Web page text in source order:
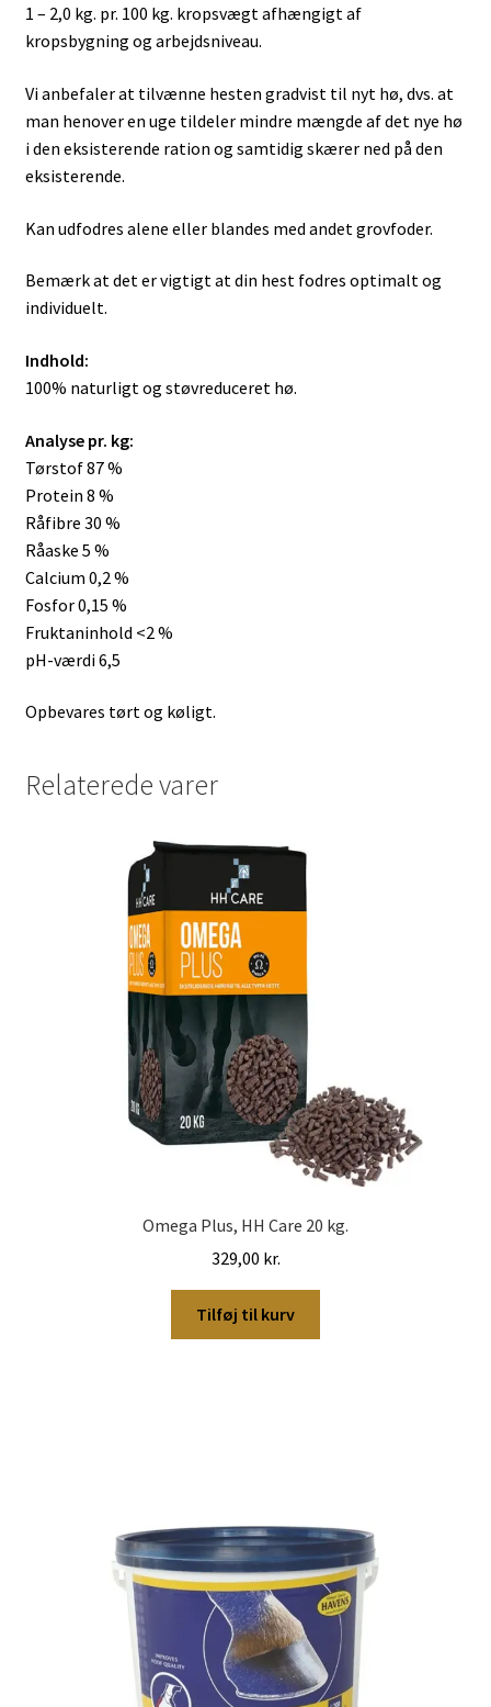
1 – 2,0 kg. pr. 100 kg. kropsvægt afhængigt af
kropsbygning og arbejdsniveau.
Vi anbefaler at tilvænne hesten gradvist til nyt hø, dvs. at
man henover en uge tildeler mindre mængde af det nye hø
i den eksisterende ration og samtidig skærer ned på den
eksisterende.
Kan udfodres alene eller blandes med andet grovfoder.
Bemærk at det er vigtigt at din hest fodres optimalt og
individuelt.
Indhold:
100% naturligt og støvreduceret hø.
Analyse pr. kg:
Tørstof 87 %
Protein 8 %
Råfibre 30 %
Råaske 5 %
Calcium 0,2 %
Fosfor 0,15 %
Fruktaninhold <2 %
pH-værdi 6,5
Opbevares tørt og køligt.
Relaterede varer
Omega Plus, HH Care 20 kg.
329,00 kr.
Tilføj til kurv